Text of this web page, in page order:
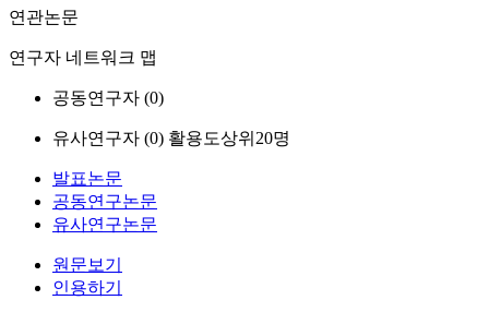
연관논문
연구자 네트워크 맵
공동연구자 (0)
유사연구자 (0) 활용도상위20명
발표논문
공동연구논문
유사연구논문
원문보기
인용하기